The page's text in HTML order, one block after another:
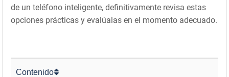
de un teléfono inteligente, definitivamente revisa estas
opciones prácticas y evalúalas en el momento adecuado.
Contenido